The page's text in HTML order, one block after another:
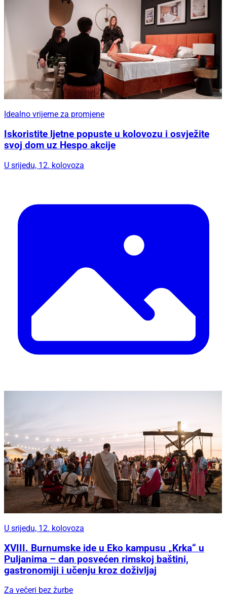
Idealno vrijeme za promjene
Iskoristite ljetne popuste u kolovozu i osvježite
svoj dom uz Hespo akcije
U srijedu, 12. kolovoza
U srijedu, 12. kolovoza
XVIII. Burnumske ide u Eko kampusu „Krka“ u
Puljanima – dan posvećen rimskoj baštini,
gastronomiji i učenju kroz doživljaj
Za večeri bez žurbe